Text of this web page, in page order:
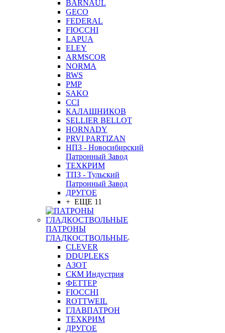
BARNAUL
GEСO
FEDERAL
FIOCCHI
LAPUA
ELEY
ARMSCOR
NORMA
RWS
PMP
SAKO
CCI
КАЛАШНИКОВ
SELLIER BELLOT
HORNADY
PRVI PARTIZAN
НПЗ - Новосибирский
Патронный Завод
ТЕХКРИМ
ТПЗ - Тульский
Патронный Завод
ДРУГОЕ
+ ЕЩЕ 11
ПАТРОНЫ
ГЛАДКОСТВОЛЬНЫЕ
CLEVER
DDUPLEKS
АЗОТ
СКМ Индустрия
ФЕТТЕР
FIOCCHI
ROTTWEIL
ГЛАВПАТРОН
ТЕХКРИМ
ДРУГОЕ